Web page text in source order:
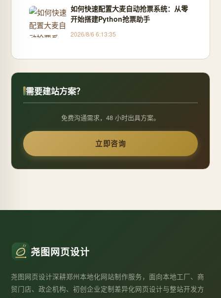
如何快速配置大麦自动抢票系统：从零
开始搭建Python抢票助手
2026/8/6 6:13:35
需要建站方案？
免费沟通需求，48 小时出具方案。
立即咨询
尧图网页设计
尧图网页设计深耕郑州本地化网站制作服务，面向本地工厂、商
贸门店、政企机构、初创企业定制差异化网页设计与整站开发方